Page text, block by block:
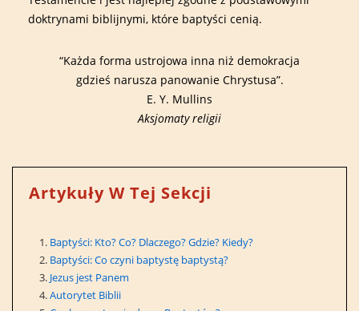
doktrynami biblijnymi, które baptyści cenią.
“Każda forma ustrojowa inna niż demokracja
gdzieś narusza panowanie Chrystusa”.
E. Y. Mullins
Aksjomaty religii
Artykuły W Tej Sekcji
Baptyści: Kto? Co? Dlaczego? Gdzie? Kiedy?
Baptyści: Co czyni baptystę baptystą?
Jezus jest Panem
Autorytet Biblii